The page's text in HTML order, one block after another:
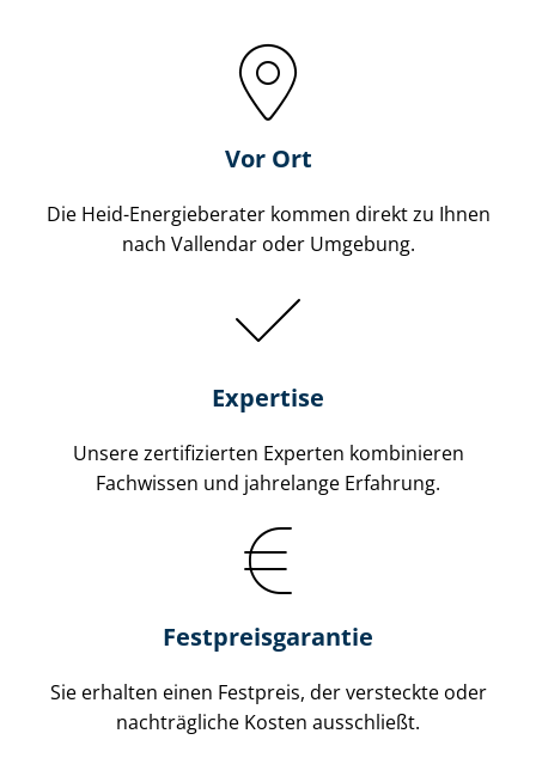
Vor Ort
Die Heid-Energieberater kommen direkt zu Ihnen
nach Vallendar oder Umgebung.
Expertise
Unsere zertifizierten Experten kombinieren
Fachwissen und jahrelange Erfahrung.
Fest­preis­ga­ran­tie
Sie erhalten einen Festpreis, der versteckte oder
nachträgliche Kosten ausschließt.